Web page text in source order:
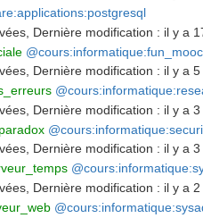
Dernière modification : il y a
, Dernière modification : il y a
Dernière modification : il y a
, Dernière modification : il y a
Dernière modification : il y a